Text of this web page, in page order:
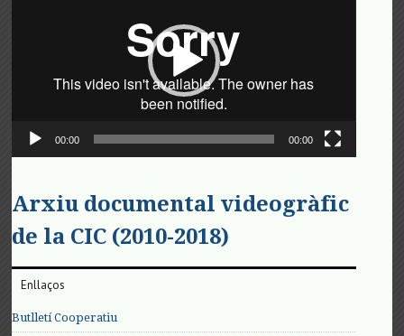
00:00 00:00
Arxiu documental videogràfic
de la CIC (2010-2018)
Enllaços
Butlletí Cooperatiu